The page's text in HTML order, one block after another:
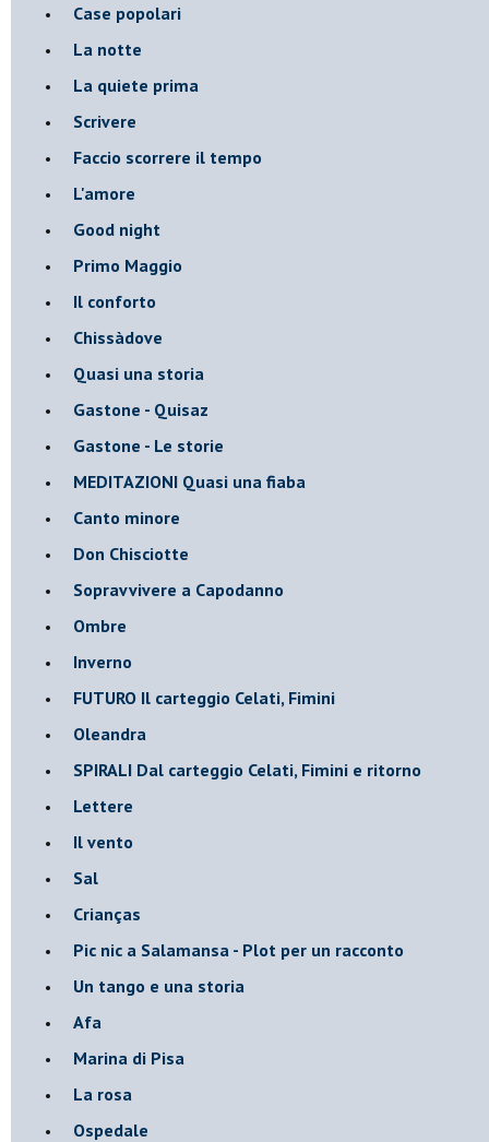
Case popolari
La notte
La quiete prima
Scrivere
Faccio scorrere il tempo
L'amore
Good night
Primo Maggio
Il conforto
Chissàdove
Quasi una storia
Gastone - Quisaz
Gastone - Le storie
MEDITAZIONI Quasi una fiaba
Canto minore
Don Chisciotte
Sopravvivere a Capodanno
Ombre
Inverno
FUTURO Il carteggio Celati, Fimini
Oleandra
SPIRALI Dal carteggio Celati, Fimini e ritorno
Lettere
Il vento
Sal
Crianças
Pic nic a Salamansa - Plot per un racconto
Un tango e una storia
Afa
Marina di Pisa
La rosa
Ospedale